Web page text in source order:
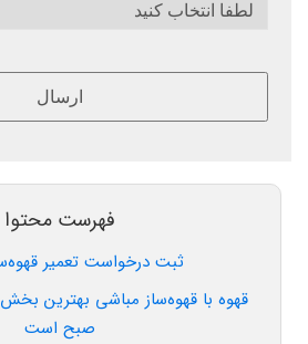
ارسال
قسمت
شود.
فهرست محتوا
ثبت درخواست تعمیر
قهوه با قهوه‌ساز مباشی بهترین
صبح است